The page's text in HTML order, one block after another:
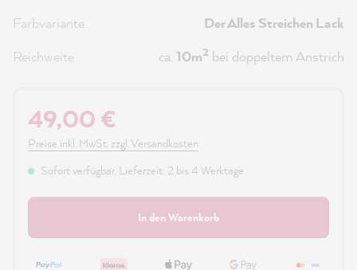
Farbvariante
Der Alles Streichen Lack
Reichweite
ca. 10m2 bei doppeltem Anstrich
49,00 €
Preise inkl. MwSt. zzgl. Versandkosten
Sofort verfügbar, Lieferzeit: 2 bis 4 Werktage
In den Warenkorb